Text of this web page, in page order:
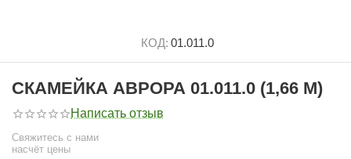
КОД: 01.011.0
СКАМЕЙКА АВРОРА 01.011.0 (1,66 М)
Написать отзыв
Свяжитесь с нами
насчёт цены